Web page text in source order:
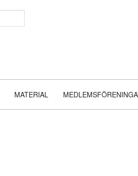
MATERIAL